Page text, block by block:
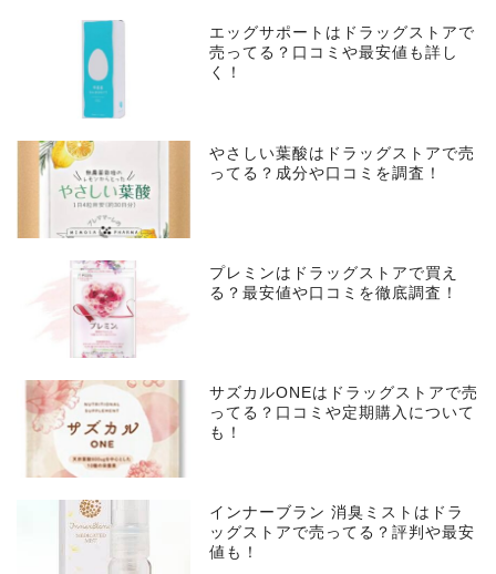
エッグサポートはドラッグストアで
売ってる？口コミや最安値も詳し
く！
やさしい葉酸はドラッグストアで売
ってる？成分や口コミを調査！
プレミンはドラッグストアで買え
る？最安値や口コミを徹底調査！
サズカルONEはドラッグストアで売
ってる？口コミや定期購入について
も！
インナーブラン 消臭ミストはドラ
ッグストアで売ってる？評判や最安
値も！